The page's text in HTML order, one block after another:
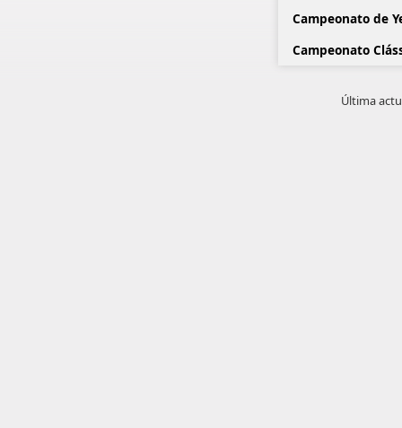
Campeonato de
Campeonato
Última